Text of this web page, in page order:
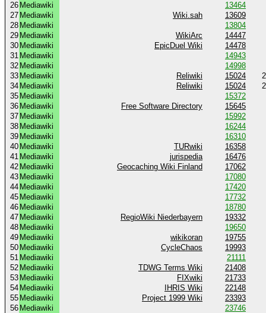
26 Mediawiki
13464
27 Mediawiki Wiki.sah
13609
28 Mediawiki
13804
29 Mediawiki WikiArc
14447
30 Mediawiki EpicDuel Wiki
14478
31 Mediawiki
14943
32 Mediawiki
14998
33 Mediawiki Reliwiki 15024
34 Mediawiki Reliwiki 15024
35 Mediawiki
15372
36 Mediawiki Free Software Directory
15645
37 Mediawiki
15992
38 Mediawiki
16244
39 Mediawiki
16310
40 Mediawiki TURwiki
16358
41 Mediawiki jurispedia
16476
42 Mediawiki Geocaching Wiki Finland
17062
43 Mediawiki
17080
44 Mediawiki
17420
45 Mediawiki
17732
46 Mediawiki
18780
47 Mediawiki RegioWiki Niederbayern
19332
48 Mediawiki
19650
49 Mediawiki wikikoran
19755
50 Mediawiki CycleChaos
19993
51 Mediawiki
21111
52 Mediawiki TDWG Terms Wiki
21408
53 Mediawiki FIXwiki
21733
54 Mediawiki IHRIS Wiki
22148
55 Mediawiki Project 1999 Wiki
23393
56 Mediawiki
23746